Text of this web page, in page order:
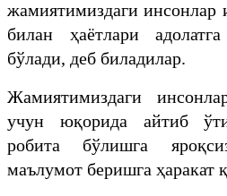
жамиятимиздаги инсонлар
билан ҳаётлари
бўлади, деб биладилар.
Жамиятимиздаги
учун юқорида айтиб
робита бўлишга
маълумот беришга ҳаракат